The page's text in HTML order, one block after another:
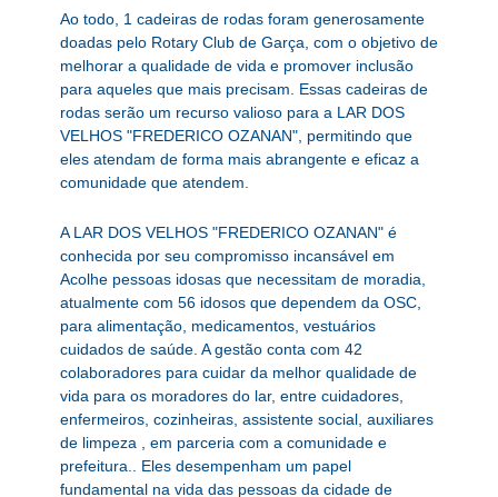
Ao todo, 1 cadeiras de rodas foram generosamente
doadas pelo Rotary Club de Garça, com o objetivo de
melhorar a qualidade de vida e promover inclusão
para aqueles que mais precisam. Essas cadeiras de
rodas serão um recurso valioso para a LAR DOS
VELHOS "FREDERICO OZANAN", permitindo que
eles atendam de forma mais abrangente e eficaz a
comunidade que atendem.
A LAR DOS VELHOS "FREDERICO OZANAN" é
conhecida por seu compromisso incansável em
Acolhe pessoas idosas que necessitam de moradia,
atualmente com 56 idosos que dependem da OSC,
para alimentação, medicamentos, vestuários
cuidados de saúde. A gestão conta com 42
colaboradores para cuidar da melhor qualidade de
vida para os moradores do lar, entre cuidadores,
enfermeiros, cozinheiras, assistente social, auxiliares
de limpeza , em parceria com a comunidade e
prefeitura.. Eles desempenham um papel
fundamental na vida das pessoas da cidade de